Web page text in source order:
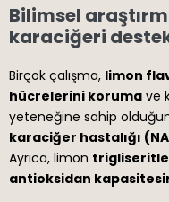
Bilimsel
karaciğeri
Birçok çalışma, limon
hücrelerini koruma ve
yeteneğine sahip
karaciğer hastalığı
Ayrıca, limon
antioksidan